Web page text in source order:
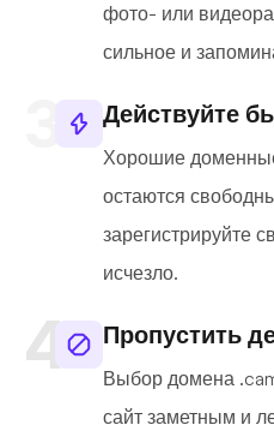
фото- или
сильное и
Действуйте
Хорошие
остаются
зарегистрируйте
исчезло.
Пропустить
Выбор домена
сайт заметным и